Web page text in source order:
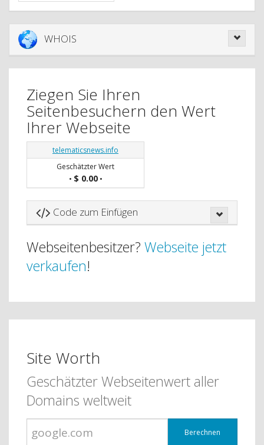
WHOIS
Ziegen Sie Ihren
Seitenbesuchern den Wert
Ihrer Webseite
telematicsnews.info
Geschätzter Wert
• $ 0.00•
Code zum Einfügen
Webseitenbesitzer? Webseite jetzt
verkaufen!
Site Worth
Geschätzter Webseitenwert aller
Domains weltweit
Berechnen